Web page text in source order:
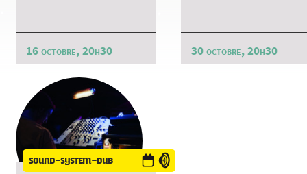
16 octobre, 20h30 30 octobre, 20h30
sound-system-dub